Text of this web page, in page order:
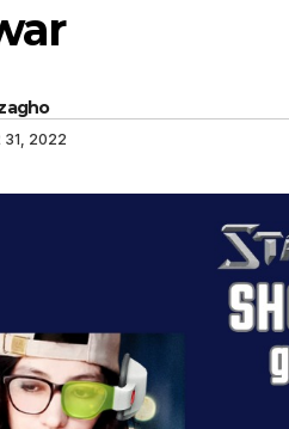
31, 2022